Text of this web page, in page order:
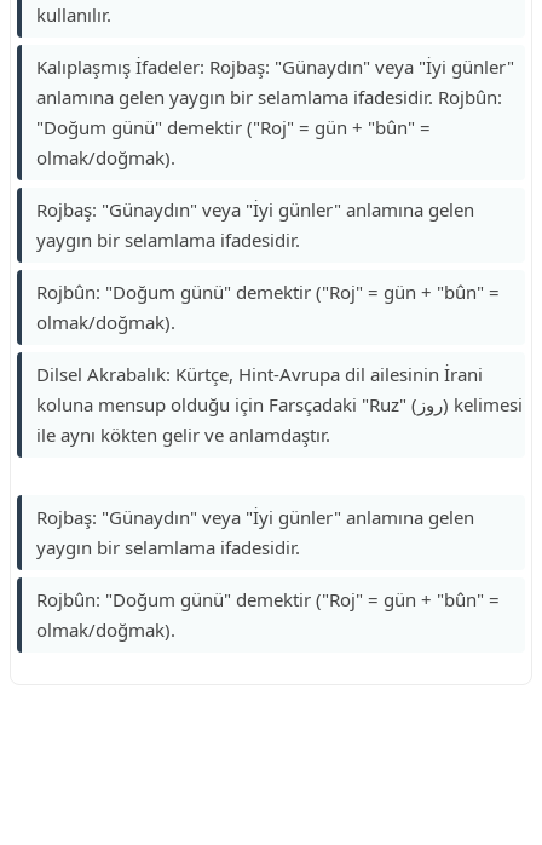
kullanılır.
Kalıplaşmış İfadeler: Rojbaş: "Günaydın" veya "İyi günler"
anlamına gelen yaygın bir selamlama ifadesidir. Rojbûn:
"Doğum günü" demektir ("Roj" = gün + "bûn" =
olmak/doğmak).
Rojbaş: "Günaydın" veya "İyi günler" anlamına gelen
yaygın bir selamlama ifadesidir.
Rojbûn: "Doğum günü" demektir ("Roj" = gün + "bûn" =
olmak/doğmak).
Dilsel Akrabalık: Kürtçe, Hint-Avrupa dil ailesinin İrani
koluna mensup olduğu için Farsçadaki "Ruz" (روز) kelimesi
ile aynı kökten gelir ve anlamdaştır.
Rojbaş: "Günaydın" veya "İyi günler" anlamına gelen
yaygın bir selamlama ifadesidir.
Rojbûn: "Doğum günü" demektir ("Roj" = gün + "bûn" =
olmak/doğmak).